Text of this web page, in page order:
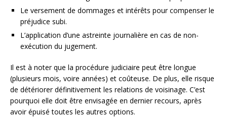
Le versement de dommages et intérêts pour compenser le
préjudice subi.
L’application d’une astreinte journalière en cas de non-
exécution du jugement.
Il est à noter que la procédure judiciaire peut être longue
(plusieurs mois, voire années) et coûteuse. De plus, elle risque
de détériorer définitivement les relations de voisinage. C’est
pourquoi elle doit être envisagée en dernier recours, après
avoir épuisé toutes les autres options.